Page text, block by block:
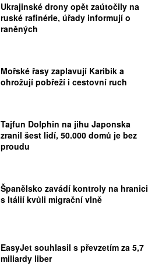
Ukrajinské drony opět zaútočily na
ruské rafinérie, úřady informují o
raněných
Mořské řasy zaplavují Karibik a
ohrožují pobřeží i cestovní ruch
Tajfun Dolphin na jihu Japonska
zranil šest lidí, 50.000 domů je bez
proudu
Španělsko zavádí kontroly na hranici
s Itálií kvůli migrační vlně
EasyJet souhlasil s převzetím za 5,7
miliardy liber